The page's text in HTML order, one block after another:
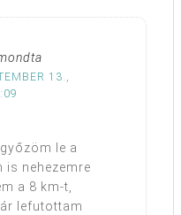
13.,
le a
is nehezemre
a 8 km-t,
lefutottam